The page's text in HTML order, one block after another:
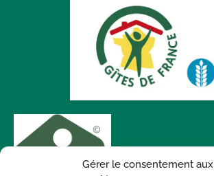
Gérer le consentement aux